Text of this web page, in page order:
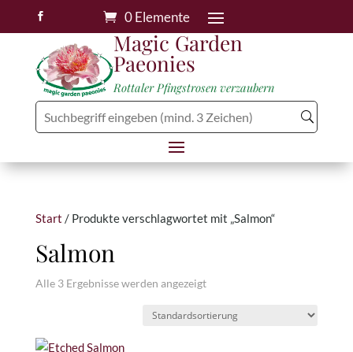
 0 Elemente
Magic Garden
Paeonies
Rottaler Pfingstrosen verzaubern
Start / Produkte verschlagwortet mit „Salmon“
Salmon
Alle 3 Ergebnisse werden angezeigt